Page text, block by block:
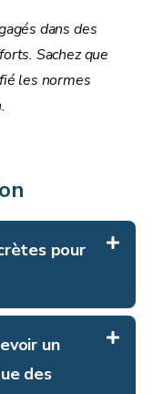
dans des
Sachez que
les normes
pour
les entreprises
un
des